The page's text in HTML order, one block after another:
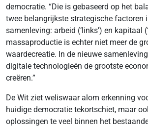
democratie. “Die is gebaseerd op het
twee belangrijkste strategische factoren
samenleving: arbeid (‘links’) en kapitaal
massaproductie is echter niet meer de
waardecreatie. In de nieuwe
digitale technologieën de grootste
creëren.”
De Wit ziet weliswaar alom erkenning
huidige democratie tekortschiet, maar
oplossingen te veel binnen het